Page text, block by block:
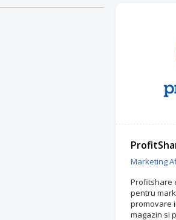
Marketing
Profitshare
pentru
promovare
magazin si